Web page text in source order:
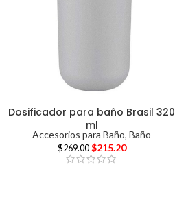
Dosificador para baño Brasil 320
ml
Accesorios para Baño,Baño
$269.00 $215.20